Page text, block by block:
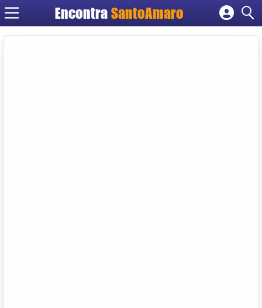
Encontra SantoAmaro
Cadastrar empresa